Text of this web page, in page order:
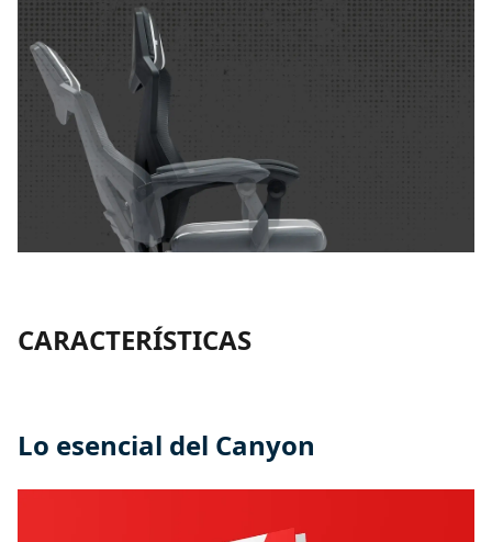
CARACTERÍSTICAS
Lo esencial del Canyon